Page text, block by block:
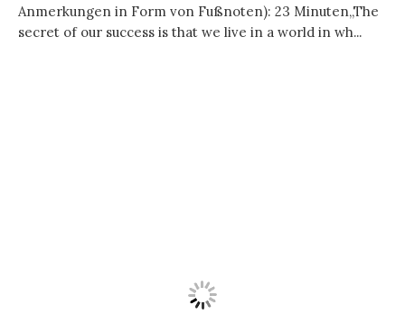
Anmerkungen in Form von Fußnoten): 23 Minuten„The
secret of our success is that we live in a world in wh...